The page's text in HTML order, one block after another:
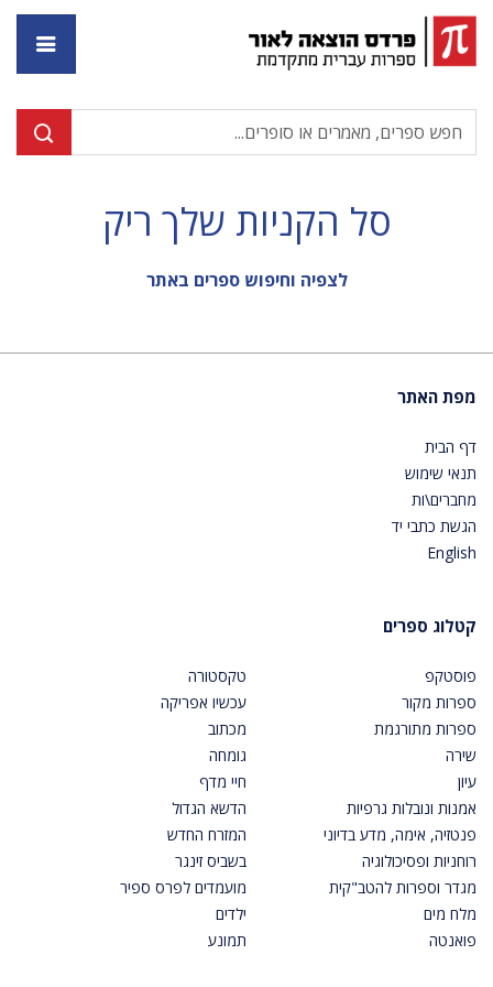
סל הקניות שלך ריק
לצפיה וחיפוש ספרים באתר
מפת האתר
דף הבית
תנאי שימוש
מחברים\ות
הגשת כתבי יד
English
קטלוג ספרים
פוסטקפ
ספרות מקור
ספרות מתורגמת
שירה
עיון
אמנות ונובלות גרפיות
פנטזיה, אימה, מדע בדיוני
רוחניות ופסיכולוגיה
מגדר וספרות להטב"קית
מלח מים
פואנטה
טקסטורה
עכשיו אפריקה
מכתוב
גומחה
חיי מדף
הדשא הגדול
המזרח החדש
בשביס זינגר
מועמדים לפרס ספיר
ילדים
תמונע